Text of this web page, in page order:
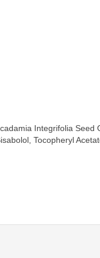
Integrifolia
Tocopheryl